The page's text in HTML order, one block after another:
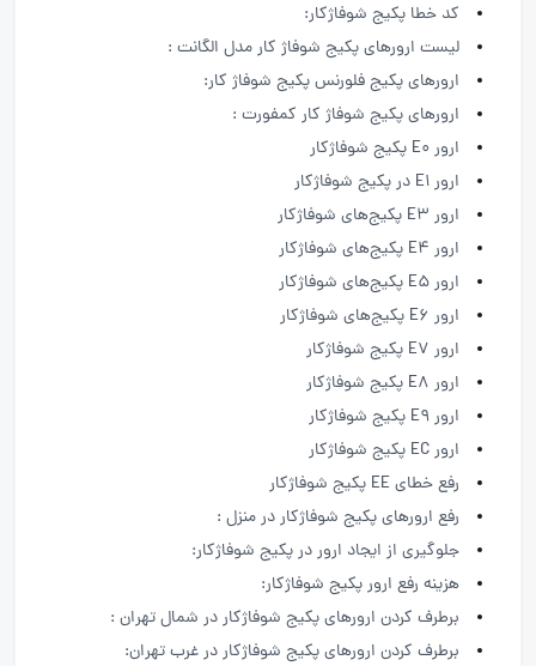
کد خطا پکیج شوفاژکار:
لیست ارورهای پکیج شوفاژ کار مدل الگانت :
ارورهای پکیج فلورنس پکیج شوفاژ کار:
ارورهای پکیج شوفاژ کار کمفورت :
ارور E0 پکیج شوفاژکار
ارور E1 در پکیج شوفاژکار
ارور E3 پکیج‌های شوفاژکار
ارور E4 پکیج‌های شوفاژکار
ارور E5 پکیج‌های شوفاژکار
ارور E6 پکیج‌های شوفاژکار
ارور E7 پکیج شوفاژکار
ارور E8 پکیج شوفاژکار
ارور E9 پکیج شوفاژکار
ارور EC پکیج شوفاژکار
رفع خطای EE پکیج شوفاژکار
رفع ارورهای پکیج شوفاژکار در منزل :
جلوگیری از ایجاد ارور در پکیج شوفاژکار:
هزینه رفع ارور پکیج شوفاژکار:
برطرف کردن ارورهای پکیج شوفاژکار در شمال تهران :
برطرف کردن ارورهای پکیج شوفاژکار در غرب تهران: